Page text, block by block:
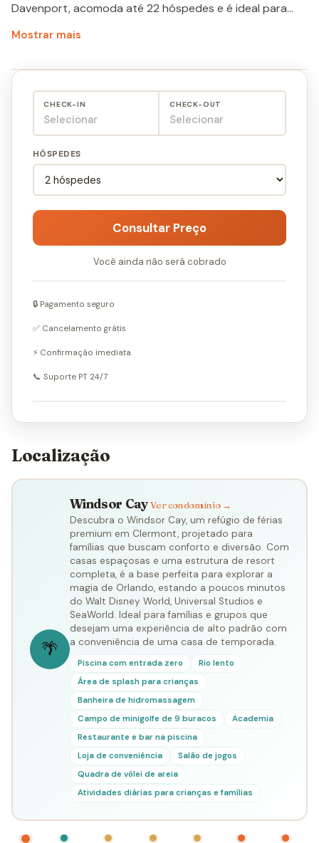
Davenport, acomoda até 22 hóspedes e é ideal para
grupos de até 6 famílias viajando juntas, a apenas 7,5
encantadores — Aladdin, Star Wars, Mickey e Homem-
Aranha — além de uma sala de jogos temática do Avatar
e amplos espaços de convivência para todas as idades.
Windsor Cay é uma das comunidades mais completas
da região, entregando aquela experiência de resort que
transforma uma viagem comum em uma memória
inesquecível.
Mostrar mais
CHECK-IN
Selecionar
CHECK-OUT
Selecionar
HÓSPEDES
Consultar Preço
Você ainda não será cobrado
🔒 Pagamento seguro
✅ Cancelamento grátis
⚡ Confirmação imediata
📞 Suporte PT 24/7
Localização
🌴
Windsor CayVer condomínio →
Descubra o Windsor Cay, um refúgio de férias
premium em Clermont, projetado para
famílias que buscam conforto e diversão. Com
casas espaçosas e uma estrutura de resort
completa, é a base perfeita para explorar a
magia de Orlando, estando a poucos minutos
do Walt Disney World, Universal Studios e
SeaWorld. Ideal para famílias e grupos que
desejam uma experiência de alto padrão com
a conveniência de uma casa de temporada.
Piscina com entrada zero
Rio lento
Área de splash para crianças
Banheira de hidromassagem
Campo de minigolfe de 9 buracos
Academia
Restaurante e bar na piscina
Loja de conveniência
Salão de jogos
Quadra de vôlei de areia
Atividades diárias para crianças e famílias